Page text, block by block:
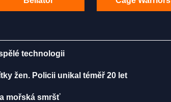
technologii
žen. Policii unikal téměř 20 let
mořská smršť